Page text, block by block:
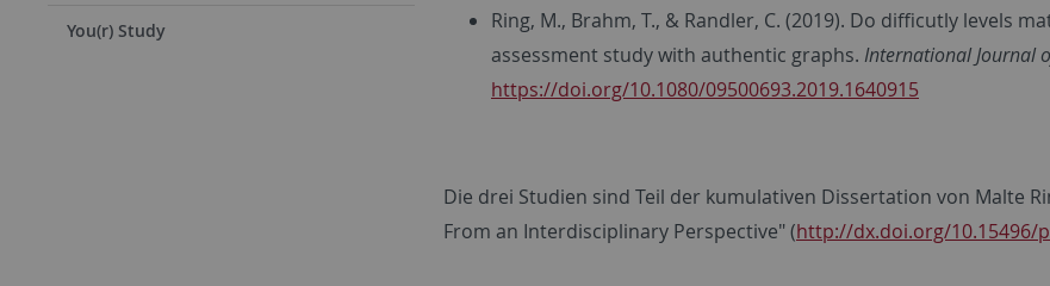
You(r) Study
Ring, M., Brahm, T., & Randler, C. (2019). Do difficutly levels
assessment study with authentic graphs. International Journal
https://doi.org/10.1080/09500693.2019.1640915
Die drei Studien sind Teil der kumulativen Dissertation von Malte
From an Interdisciplinary Perspective" (http://dx.doi.org/10.15496/